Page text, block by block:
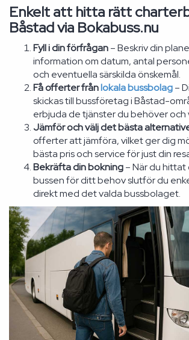
Enkelt att hitta rätt
Båstad via Bokabuss.nu
Fyll i din förfrågan– Beskriv din
information om datum, antal
och eventuella särskilda önskemål.
Få offerter frånlokala bussbolag–
skickas till bussföretag i Båstad-
erbjuda de tjänster du behöver och
Jämför och välj det bästa
offerter att jämföra, vilket ger dig
bästa pris och service för just din
Bekräfta din bokning– När du
bussen för ditt behov slutför du
direkt med det valda bussbolaget.